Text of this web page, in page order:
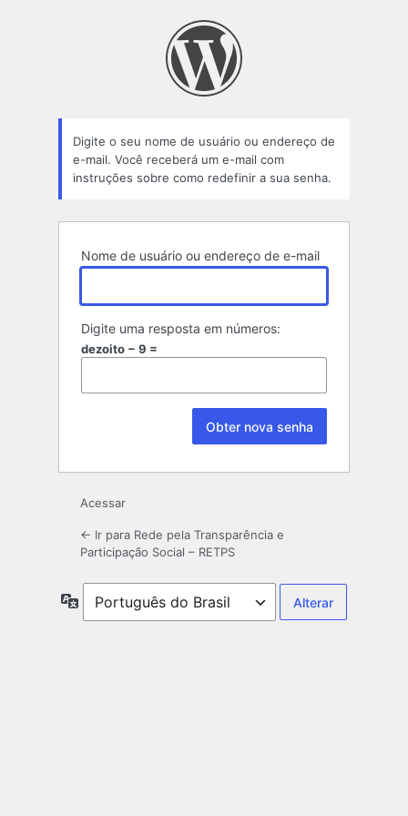
Digite o seu nome de usuário ou endereço de
e-mail. Você receberá um e-mail com
instruções sobre como redefinir a sua senha.
Nome de usuário ou endereço de e-mail
Digite uma resposta em números:
dezoito − 9 =
Acessar
← Ir para Rede pela Transparência e
Participação Social – RETPS
Idioma